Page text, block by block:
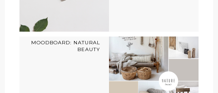
MOODBOARD: NATURAL
BEAUTY